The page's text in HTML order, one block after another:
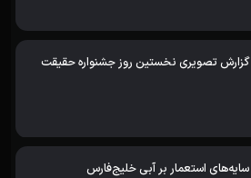
گزارش تصویری نخستین روز جشنواره حقیقت
سایه‌های استعمار بر آبی خلیج‌فارس